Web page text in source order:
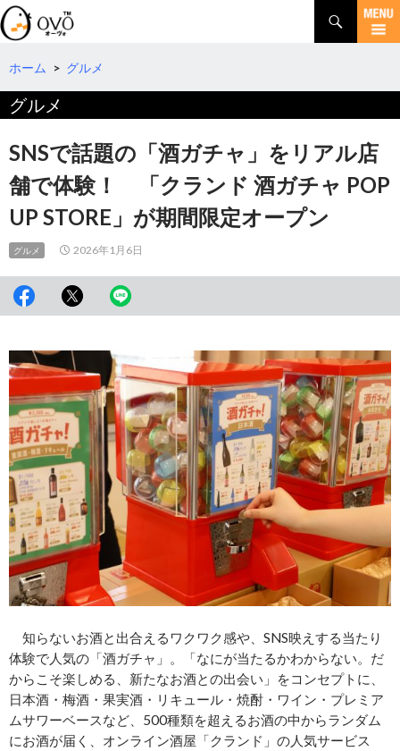
検
索
コ
テ
ツ
へ
移
動
ホーム > グルメ
グルメ
SNSで話題の「酒ガチャ」をリアル店
舗で体験！ 「クランド 酒ガチャ POP
UP STORE」が期間限定オープン
グルメ 2026年1月6日
知らないお酒と出合えるワクワク感や、SNS映えする当たり
体験で人気の「酒ガチャ」。「なにが当たるかわからない。だ
からこそ楽しめる、新たなお酒との出会い」をコンセプトに、
日本酒・梅酒・果実酒・リキュール・焼酎・ワイン・プレミア
ムサワーベースなど、500種類を超えるお酒の中からランダム
にお酒が届く、オンライン酒屋「クランド」の人気サービス